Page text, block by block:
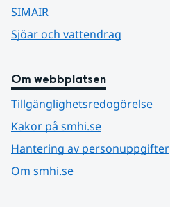
SIMAIR
Sjöar och vattendrag
Om webbplatsen
Tillgänglighetsredogörelse
Kakor på smhi.se
Hantering av personuppgifter
Om smhi.se